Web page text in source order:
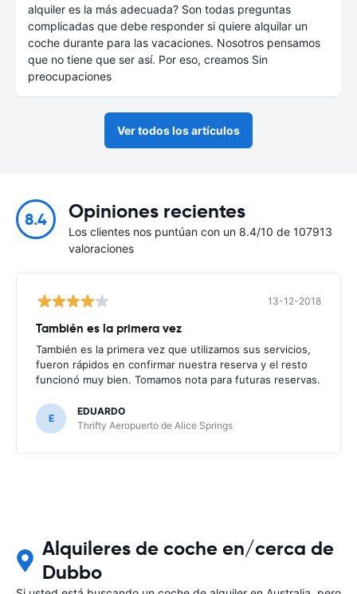
alquiler es la más adecuada? Son todas preguntas
complicadas que debe responder si quiere alquilar un
coche durante para las vacaciones. Nosotros pensamos
que no tiene que ser así. Por eso, creamos Sin
preocupaciones
Ver todos los artículos
8.4 Opiniones recientes
Los clientes nos puntúan con un 8.4/10 de 107913
valoraciones
13-12-2018
También es la primera vez
También es la primera vez que utilizamos sus servicios,
fueron rápidos en confirmar nuestra reserva y el resto
funcionó muy bien. Tomamos nota para futuras reservas.
E
EDUARDO
Thrifty Aeropuerto de Alice Springs
Alquileres de coche en/cerca de
Dubbo